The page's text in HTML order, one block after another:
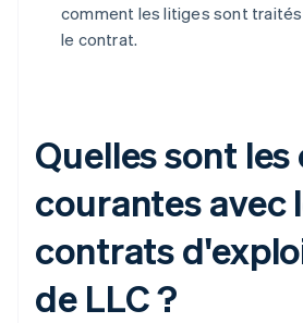
comment les litiges sont
le contrat.
Quelles sont
courantes avec
contrats
de LLC ?